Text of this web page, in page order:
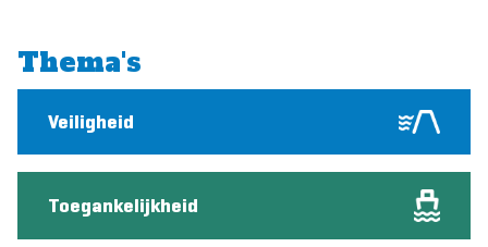
Thema's
Veiligheid
Toegankelijkheid